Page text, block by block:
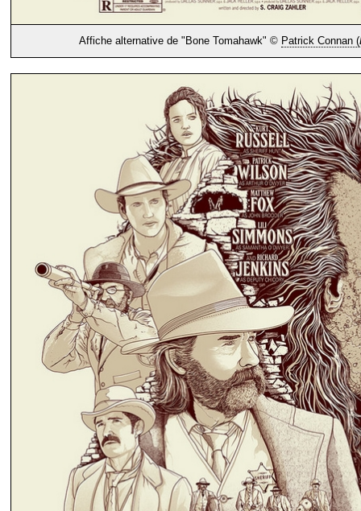
Affiche alternative de "Bone Tomahawk" © Patrick Connan (